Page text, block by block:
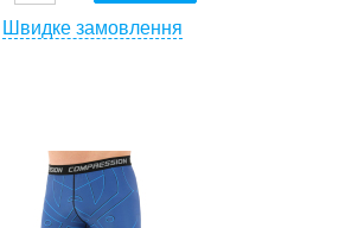
Швидке замовлення